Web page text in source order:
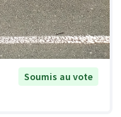
Soumis au vote